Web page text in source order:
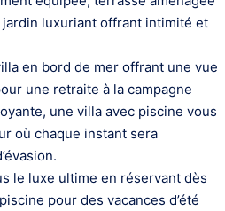
luxuriant offrant intimité et
en bord de mer offrant une vue
une retraite à la campagne
une villa avec piscine vous
où chaque instant sera
le luxe ultime en réservant dès
pour des vacances d’été